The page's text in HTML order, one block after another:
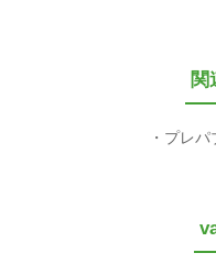
関
プレパ